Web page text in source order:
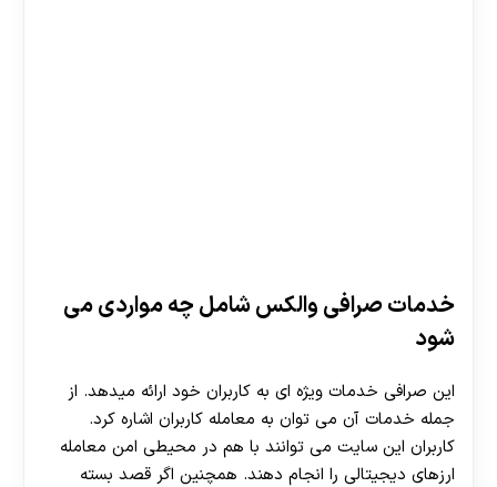
خدمات صرافی والکس شامل چه مواردی می
شود
این صرافی خدمات ویژه ای به کاربران خود ارائه میدهد. از
جمله خدمات آن می توان به معامله کاربران اشاره کرد.
کاربران این سایت می توانند با هم در محیطی امن معامله
ارزهای دیجیتالی را انجام دهند. همچنین اگر قصد بسته